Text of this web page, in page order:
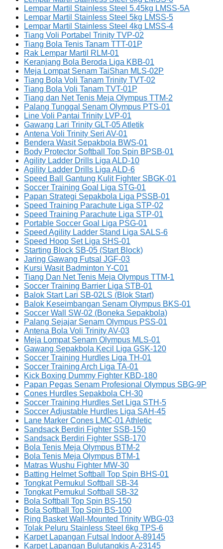
Lempar Martil Stainless Steel 5.45kg LMSS-5A
Lempar Martil Stainless Steel 5kg LMSS-5
Lempar Martil Stainless Steel 4kg LMSS-4
Tiang Voli Portabel Trinity TVP-02
Tiang Bola Tenis Tanam TTT-01P
Rak Lempar Martil RLM-01
Keranjang Bola Beroda Liga KBB-01
Meja Lompat Senam TaiShan MLS-02P
Tiang Bola Voli Tanam Trinity TVT-02
Tiang Bola Voli Tanam TVT-01P
Tiang dan Net Tenis Meja Olympus TTM-2
Palang Tunggal Senam Olympus PTS-01
Line Voli Pantai Trinity LVP-01
Gawang Lari Trinity GLT-05 Atletik
Antena Voli Trinity Seri AV-01
Bendera Wasit Sepakbola BWS-01
Body Protector Softball Top Spin BPSB-01
Agility Ladder Drills Liga ALD-10
Agility Ladder Drills Liga ALD-6
Speed Ball Gantung Kulit Fighter SBGK-01
Soccer Training Goal Liga STG-01
Papan Strategi Sepakbola Liga PSSB-01
Speed Training Parachute Liga STP-02
Speed Training Parachute Liga STP-01
Portable Soccer Goal Liga PSG-01
Speed Agility Ladder Stand Liga SALS-6
Speed Hoop Set Liga SHS-01
Starting Block SB-05 (Start Block)
Jaring Gawang Futsal JGF-03
Kursi Wasit Badminton Y-C01
Tiang Dan Net Tenis Meja Olympus TTM-1
Soccer Training Barrier Liga STB-01
Balok Start Lari SB-02LS (Blok Start)
Balok Keseimbangan Senam Olympus BKS-01
Soccer Wall SW-02 (Boneka Sepakbola)
Palang Sejajar Senam Olympus PSS-01
Antena Bola Voli Trinity AV-03
Meja Lompat Senam Olympus MLS-01
Gawang Sepakbola Kecil Liga GSK-120
Soccer Training Hurdles Liga TH-01
Soccer Training Arch Liga TA-01
Kick Boxing Dummy Fighter KBD-180
Papan Pegas Senam Profesional Olympus SBG-9P
Cones Hurdles Sepakbola CH-30
Soccer Training Hurdles Set Liga STH-5
Soccer Adjustable Hurdles Liga SAH-45
Lane Marker Cones LMC-01 Athletic
Sandsack Berdiri Fighter SSB-150
Sandsack Berdiri Fighter SSB-170
Bola Tenis Meja Olympus BTM-2
Bola Tenis Meja Olympus BTM-1
Matras Wushu Fighter MW-30
Batting Helmet Softball Top Spin BHS-01
Tongkat Pemukul Softball SB-34
Tongkat Pemukul Softball SB-32
Bola Softball Top Spin BS-150
Bola Softball Top Spin BS-100
Ring Basket Wall-Mounted Trinity WBG-03
Tolak Peluru Stainless Steel 6kg TPS-6
Karpet Lapangan Futsal Indoor A-89145
Karpet Lapangan Bulutangkis A-23145